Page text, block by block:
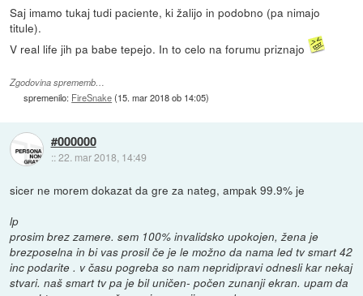
Saj imamo tukaj tudi paciente, ki žalijo in podobno (pa nimajo
titule).
V real life jih pa babe tepejo. In to celo na forumu priznajo
Zgodovina sprememb…
spremenilo: FireSnake(15. mar 2018 ob 14:05)
#000000
::22. mar 2018, 14:49
sicer ne morem dokazat da gre za nateg, ampak 99.9% je
lp
prosim brez zamere. sem 100% invalidsko upokojen, žena je
brezposelna in bi vas prosil če je le možno da nama led tv smart 42
inc podarite . v času pogreba so nam nepridipravi odnesli kar nekaj
stvari. naš smart tv pa je bil uničen- počen zunanji ekran. upam da